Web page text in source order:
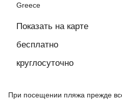
Greece
Показать на карте
бесплатно
круглосуточно
При посещении пляжа прежде